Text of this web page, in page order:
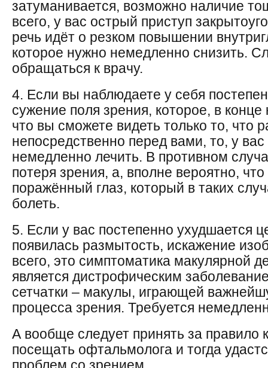
затуманивается, возможно наличие
всего, у вас острый приступ
речь идёт о резком повышении
которое нужно немедленно снизить.
обращаться к врачу.
4. Если вы наблюдаете у себя
сужение поля зрения, которое, в конце
что вы сможете видеть только то, что
непосредственно перед вами, то, у
немедленно лечить. В противном
потеря зрения, а, вполне вероятно,
поражённый глаз, который в таких
болеть.
5. Если у вас постепенно ухудшается
появилась размытость, искажение
всего, это симптоматика макулярной
является дистрофическим
сетчатки – макулы, играющей
процесса зрения. Требуется
А вообще следует принять за правило
посещать офтальмолога и тогда